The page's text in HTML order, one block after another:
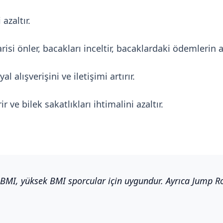
önler, bacakları inceltir, bacaklardaki ödemlerin
alışverişini ve iletişimi artırır.
ve bilek sakatlıkları ihtimalini azaltır.
yüksek BMI sporcular için uygundur. Ayrıca Jump